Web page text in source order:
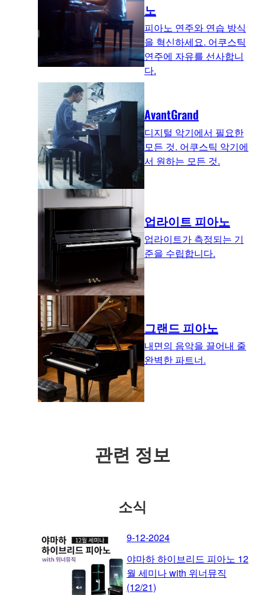
노
피아노 연주와 연습 방식
을 혁신하세요. 어쿠스틱
연주에 자유를 선사합니
다.
AvantGrand
디지털 악기에서 필요한
모든 것. 어쿠스틱 악기에
서 원하는 모든 것.
업라이트 피아노
업라이트가 측정되는 기
준을 수립합니다.
그랜드 피아노
내면의 음악을 끌어내 줄
완벽한 파트너.
관련 정보
소식
9-12-2024
야마하 하이브리드 피아노 12
월 세미나 with 위너뮤직
(12/21)